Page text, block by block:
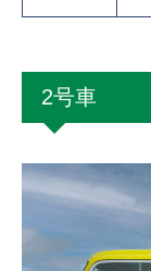
2号車